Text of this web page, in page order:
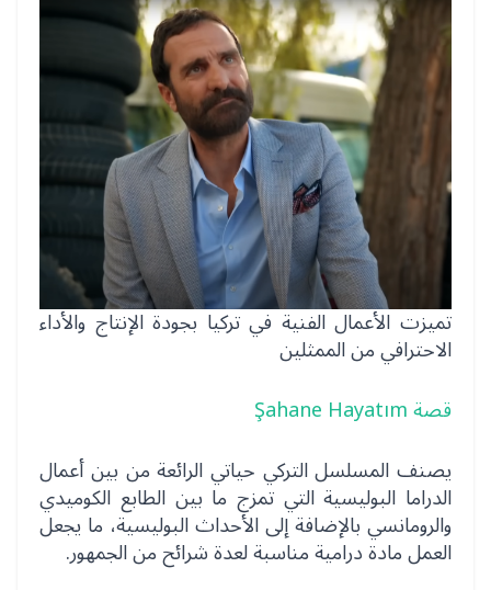
تميزت الأعمال الفنية في تركيا بجودة الإنتاج والأداء
الاحترافي من الممثلين
قصة Şahane Hayatım
يصنف المسلسل التركي حياتي الرائعة من بين أعمال
الدراما البوليسية التي تمزج ما بين الطابع الكوميدي
والرومانسي بالإضافة إلى الأحداث البوليسية، ما يجعل
العمل مادة درامية مناسبة لعدة شرائح من الجمهور.